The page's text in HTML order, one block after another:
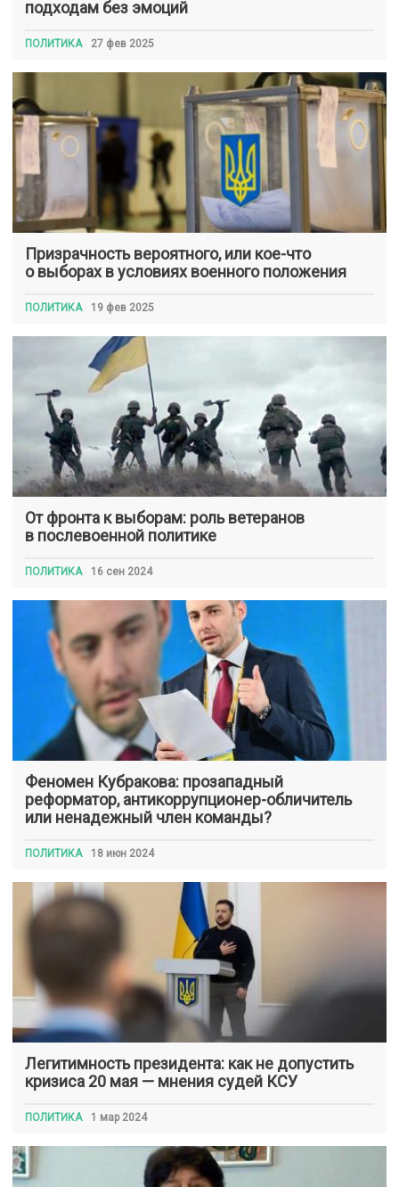
подходам без эмоций
ПОЛИТИКА 27 фев 2025
Призрачность вероятного, или кое-что
о выборах в условиях военного положения
ПОЛИТИКА 19 фев 2025
От фронта к выборам: роль ветеранов
в послевоенной политике
ПОЛИТИКА 16 сен 2024
Феномен Кубракова: прозападный
реформатор, антикоррупционер-обличитель
или ненадежный член команды?
ПОЛИТИКА 18 июн 2024
Легитимность президента: как не допустить
кризиса 20 мая — мнения судей КСУ
ПОЛИТИКА 1 мар 2024